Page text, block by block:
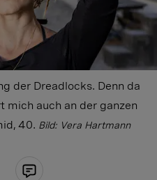
der Dreadlocks. Denn da
mich auch an der ganzen
40. Bild: Vera Hartmann